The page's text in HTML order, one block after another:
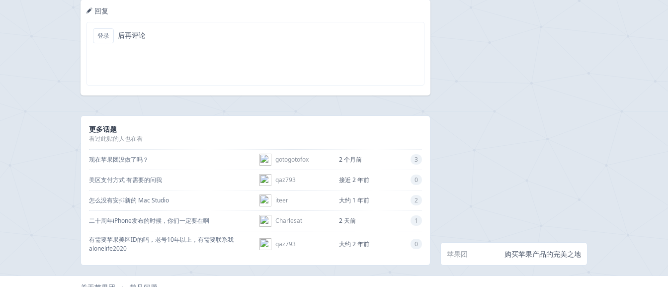
回复
登录 后再评论
更多话题
看过此贴的人也在看
现在苹果团没做了吗？ gotogotofox 2 个月前 3
美区支付方式 有需要的问我 qaz793 接近 2 年前 0
怎么没有安排新的 Mac Studio iteer 大约 1 年前 2
二十周年iPhone发布的时候，你们一定要在啊 Charlesat 2 天前 1
有需要苹果美区ID的吗，老号10年以上，有需要联系我
alonelife2020
qaz793 大约 2 年前 0
苹果团 购买苹果产品的完美之地